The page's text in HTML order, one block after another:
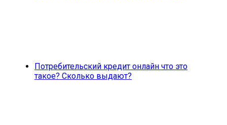
Потребительский кредит онлайн что это
такое? Сколько выдают?